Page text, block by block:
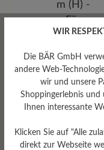
Passform
(H) - Für normale bis
WIR
Die BÄR GmbH
andere Web-
wir und unsere
Shoppingerlebnis und
Ihnen interessante
Klicken Sie auf "Alle
direkt zur Webseite